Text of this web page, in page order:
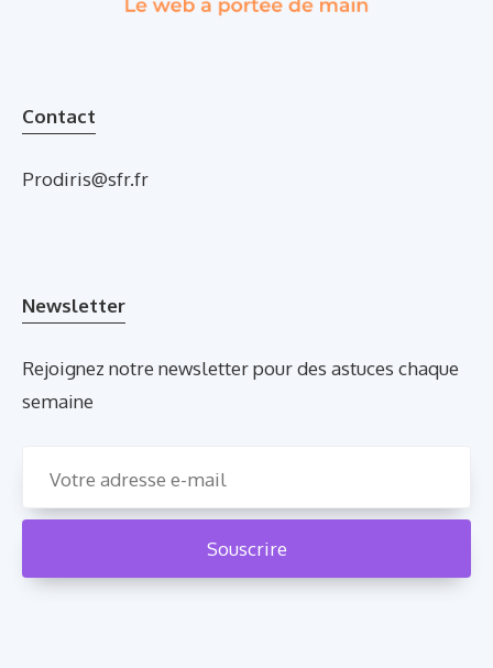
Contact
Prodiris@sfr.fr
Newsletter
Rejoignez notre newsletter pour des astuces chaque
semaine